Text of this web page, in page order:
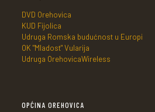
DVD Orehovica
KUD Fijolica
Udruga Romska budućnost u Europi
OK "Mladost" Vularija
Udruga OrehovicaWireless
OPĆINA OREHOVICA